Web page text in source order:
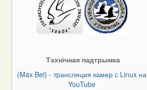
Тэхнічная падтрымка
(Max Bel) - тpансляция камер с Linux на
YouTube